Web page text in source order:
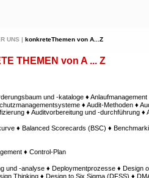
UNS | konkreteThemen von A...Z
THEMEN von A ... Z
und -kataloge ♦
♦ Audit-Methoden ♦
♦ Auditvorbereitung und -durchführung ♦
♦ Balanced Scorecards (BSC) ♦
♦ Control-Plan
und -analyse ♦ Deploymentprozesse ♦ Design
Thinking ♦ Design to Six Sigma (DFSS) ♦